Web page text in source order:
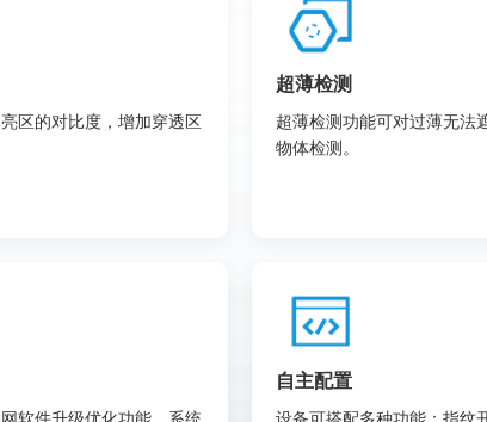
区的对比度，增加穿透区
超薄检测
超薄检测功能可对过薄无法
物体检测。
自主配置